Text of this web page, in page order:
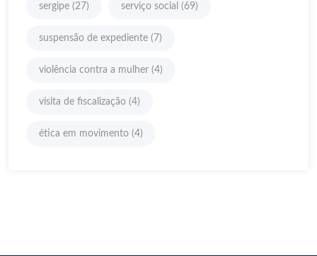
sergipe (27) serviço social (69)
suspensão de expediente (7)
violência contra a mulher (4)
visita de fiscalização (4)
ética em movimento (4)